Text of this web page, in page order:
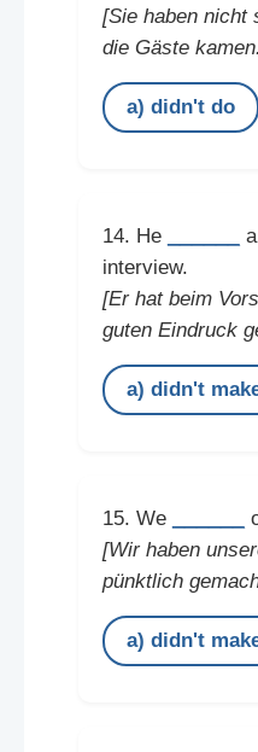
[Sie haben nicht
die Gäste
a) didn't do
14. He
interview.
[Er hat beim
guten Eindruck
a) didn't
15. We
[Wir haben
pünktlich
a) didn't